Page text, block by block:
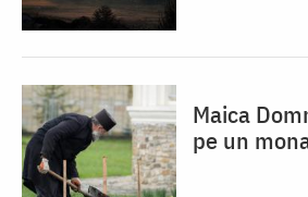
Maica
pe un